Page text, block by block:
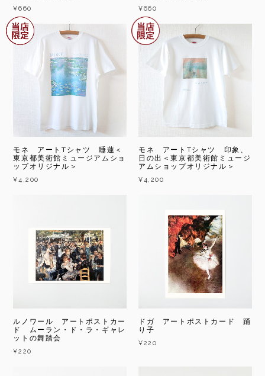
¥660 ¥660
モネ アートTシャツ 睡蓮＜
東京都美術館ミュージアムショ
ップオリジナル＞
¥4,200
モネ アートTシャツ 印象、
日の出＜東京都美術館ミュージ
アムショップオリジナル＞
¥4,200
ルノワール アートポストカー
ド ムーラン・ド・ラ・ギャレ
ットの舞踏会
¥220
ドガ アートポストカード 踊
り子
¥220